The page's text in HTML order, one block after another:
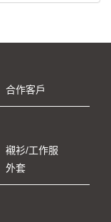
合作客戶
襯衫/工作服
外套